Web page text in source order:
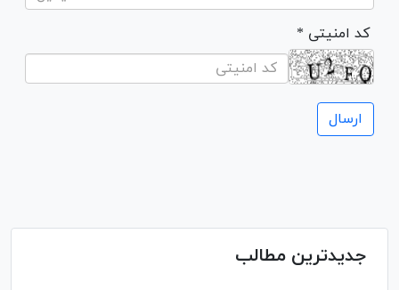
* کد امنیتی
جدیدترین مطالب